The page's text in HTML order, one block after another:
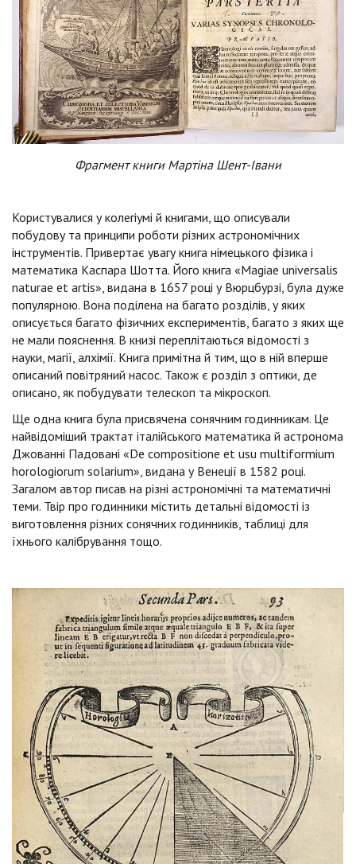
Фрагмент книги Мартіна Шент-Івани
Користувалися у колегіумі й книгами, що описували
побудову та принципи роботи різних астрономічних
інструментів. Привертає увагу книга німецького фізика і
математика Каспара Шотта. Його книга «Magiae universalis
naturae et artis», видана в 1657 році у Вюрцбурзі, була дуже
популярною. Вона поділена на багато розділів, у яких
описується багато фізичних експериментів, багато з яких ще
не мали пояснення. В книзі переплітаються відомості з
науки, магії, алхімії. Книга примітна й тим, що в ній вперше
описаний повітряний насос. Також є розділ з оптики, де
описано, як побудувати телескоп та мікроскоп.
Ще одна книга була присвячена сонячним годинникам. Це
найвідоміший трактат італійського математика й астронома
Джованні Падовані «De compositione et usu multiformium
horologiorum solarium», видана у Венеції в 1582 році.
Загалом автор писав на різні астрономічні та математичні
теми. Твір про годинники містить детальні відомості із
виготовлення різних сонячних годинників, таблиці для
їхнього калібрування тощо.